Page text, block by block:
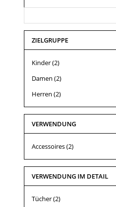
ZIELGRUPPE
Kinder(2)
Damen (2)
Herren (2)
VERWENDUNG
Accessoires(2)
VERWENDUNG IM DETAIL
Tücher(2)